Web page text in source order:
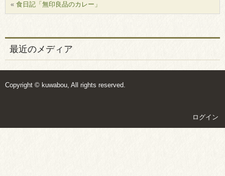
« 食日記「無印良品のカレー」
最近のメディア
Copyright © kuwabou, All rights reserved.
ログイン